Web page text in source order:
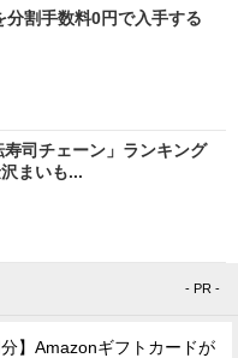
割手数料0円で入手する
寿司チェーン」ランキング
まいも...
- PR -
分】Amazonギフトカードが